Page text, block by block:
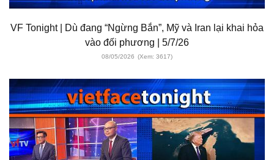
VF Tonight | Dù đang “Ngừng Bắn”, Mỹ và Iran lại khai hỏa
vào đối phương | 5/7/26
08/05/2026 (Xem: 3617)